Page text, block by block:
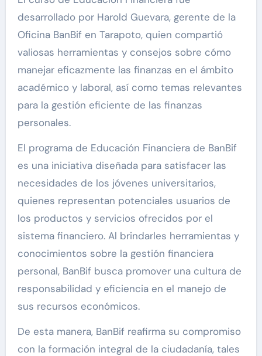
desarrollado por Harold Guevara, gerente de la
Oficina BanBif en Tarapoto, quien compartió
valiosas herramientas y consejos sobre cómo
manejar eficazmente las finanzas en el ámbito
académico y laboral, así como temas relevantes
para la gestión eficiente de las finanzas
personales.
El programa de Educación Financiera de BanBif
es una iniciativa diseñada para satisfacer las
necesidades de los jóvenes universitarios,
quienes representan potenciales usuarios de
los productos y servicios ofrecidos por el
sistema financiero. Al brindarles herramientas y
conocimientos sobre la gestión financiera
personal, BanBif busca promover una cultura de
responsabilidad y eficiencia en el manejo de
sus recursos económicos.
De esta manera, BanBif reafirma su compromiso
con la formación integral de la ciudadanía, tales